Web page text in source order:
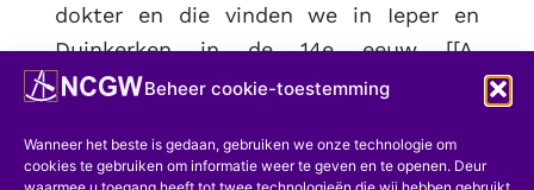
Beheer cookie-toestemming
Wanneer het beste is gedaan, gebruiken we onze technologie om
cookies te gebruiken om informatie weer te geven en te openen. Deur
dokter en die vinden we in Ieper en
Duinkerken in de 14e eeuw [[A.
FAIDHERBE,Artsen en chirurgen van
101; E. WICKERSHEIMER,Artsen en